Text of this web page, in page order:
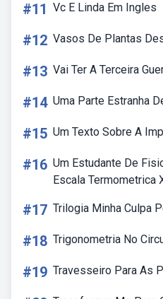
#11 Vc E Linda Em Ingles
#12 Vasos De Plantas
#13 Vai Ter A Terceira
#14 Uma Parte Estranha
#15 Um Texto Sobre A
#16 Um Estudante De
Escala Termometrica
#17 Trilogia Minha Culpa
#18 Trigonometria No
#19 Travesseiro Para As